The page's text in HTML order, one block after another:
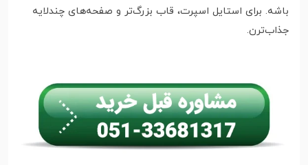
باشه. برای استایل اسپرت، قاب بزرگ‌تر و صفحه‌های چندلایه
جذاب‌ترن.